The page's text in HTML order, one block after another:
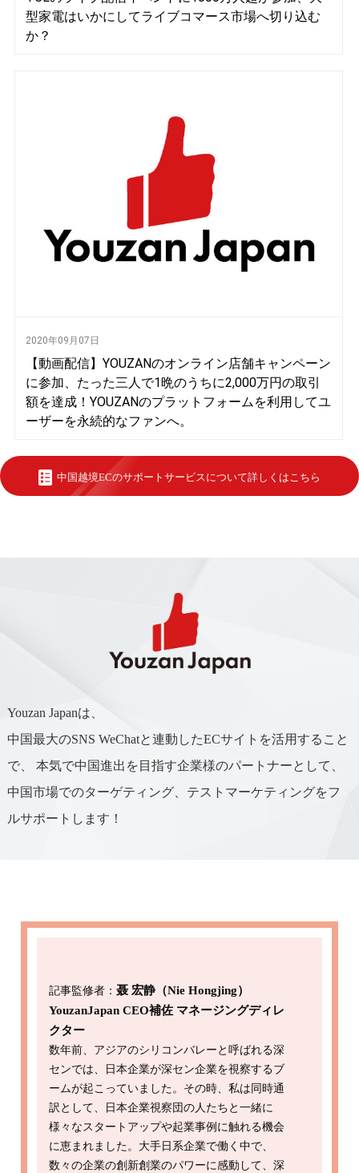
型家電はいかにしてライブコマース市場へ切り込む
か？
2020年09月07日
【動画配信】YOUZANのオンライン店舗キャンペーン
に参加、たった三人で1晩のうちに2,000万円の取引
額を達成！YOUZANのプラットフォームを利用してユ
ーザーを永続的なファンへ。
中国越境ECのサポートサービスについて詳しくはこちら
Youzan Japanは、
中国最大のSNS WeChatと連動したECサイトを活用すること
で、
本気で中国進出を目指す企業様のパートナーとして、
中国市場でのターゲティング、テストマーケティングをフ
ルサポートします！
記事監修者： 聂 宏静（Nie Hongjing）
YouzanJapan CEO補佐 マネージングディレ
クター
数年前、アジアのシリコンバレーと呼ばれる深
センでは、日本企業が深セン企業を視察するブ
ームが起こっていました。その時、私は同時通
訳として、日本企業視察団の人たちと一緒に
様々なスタートアップや起業事例に触れる機会
に恵まれました。大手日系企業で働く中で、
数々の企業の創新創業のパワーに感動して、深